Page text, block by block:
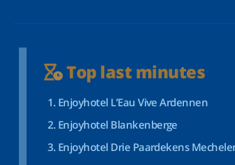
Top last minutes
Enjoyhotel L’Eau Vive Ardennen
Enjoyhotel Blankenberge
Enjoyhotel Drie Paardekens